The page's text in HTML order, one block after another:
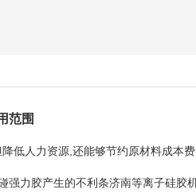
范围
低人力资源,还能够节约原材料成本
力胶产生的不利条济南等离子硅胶